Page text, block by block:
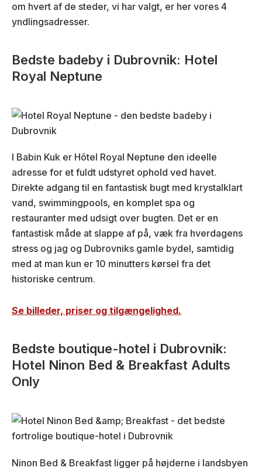
om hvert af de steder, vi har valgt, er her vores 4
yndlingsadresser.
Bedste badeby i Dubrovnik: Hotel
Royal Neptune
I Babin Kuk er Hôtel Royal Neptune den ideelle
adresse for et fuldt udstyret ophold ved havet.
Direkte adgang til en fantastisk bugt med krystalklart
vand, swimmingpools, en komplet spa og
restauranter med udsigt over bugten. Det er en
fantastisk måde at slappe af på, væk fra hverdagens
stress og jag og Dubrovniks gamle bydel, samtidig
med at man kun er 10 minutters kørsel fra det
historiske centrum.
Se billeder, priser og tilgængelighed.
Bedste boutique-hotel i Dubrovnik:
Hotel Ninon Bed & Breakfast Adults
Only
Ninon Bed & Breakfast ligger på højderne i landsbyen